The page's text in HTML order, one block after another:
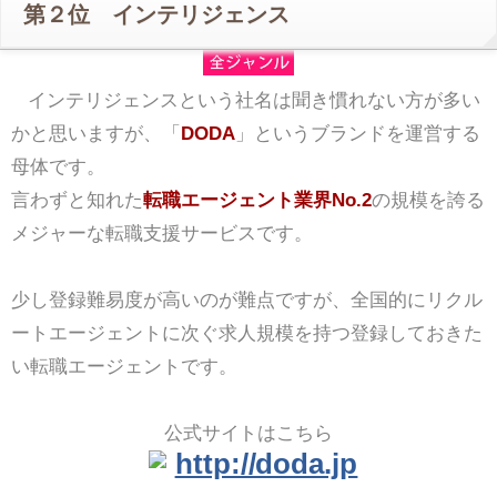
第２位 インテリジェンス
インテリジェンスという社名は聞き慣れない方が多い
かと思いますが、「 DODA」というブランドを運営する
母体です。
言わずと知れた転職エージェント業界No.2の規模を誇る
メジャーな転職支援サービスです。
少し登録難易度が高いのが難点ですが、全国的にリクル
ートエージェントに次ぐ求人規模を持つ登録しておきた
い転職エージェントです。
公式サイトはこちら
http://doda.jp